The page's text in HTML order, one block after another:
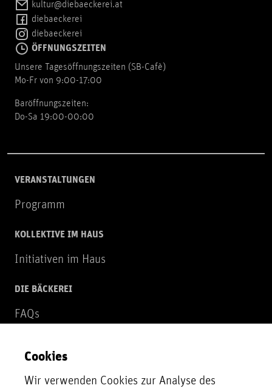
kultur@diebaeckerei.at
diebaeckerei
diebaeckerei
ÖFFNUNGSZEITEN
Unsere Tagesöffnungszeiten (SB-Cafè)
Mo-Fr von 9:00-17:00
Baröffnungszeiten:
Do-Sa 19:00-00:00
VERANSTALTUNGEN
Programm
KOLLEKTIVE IM HAUS
Initiativen im Haus
DIE BÄCKEREI
FAQs
NEWSLETTER
Zur Newsletter Anmeldung
Cookies
Wir verwenden Cookies zur Analyse des